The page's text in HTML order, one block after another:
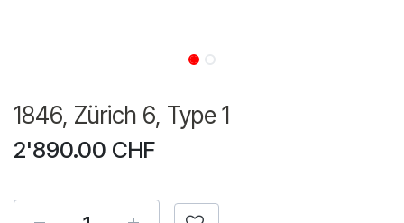
1846, Zürich 6, Type 1
2'890.00 CHF